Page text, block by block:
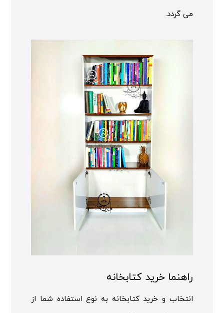
می گردد.
راهنما خرید کتابخانه
انتخاب و خرید کتابخانه به نوع استفاده شما از